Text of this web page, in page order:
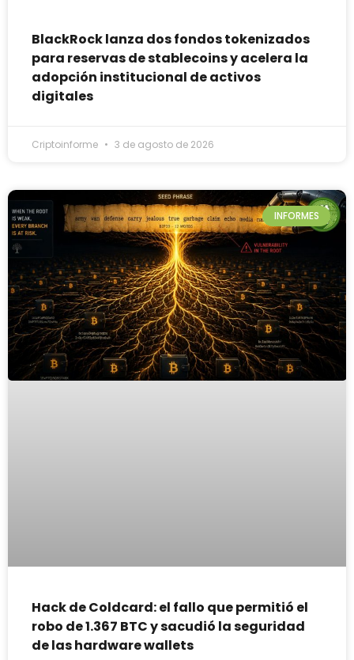
BlackRock lanza dos fondos tokenizados
para reservas de stablecoins y acelera la
adopción institucional de activos
digitales
Criptoinforme 3 de agosto de 2026
INFORMES
Hack de Coldcard: el fallo que permitió el
robo de 1.367 BTC y sacudió la seguridad
de las hardware wallets